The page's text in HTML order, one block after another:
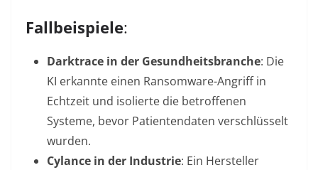
Fallbeispiele:
Darktrace in der Gesundheitsbranche: Die
KI erkannte einen Ransomware-Angriff in
Echtzeit und isolierte die betroffenen
Systeme, bevor Patientendaten verschlüsselt
wurden.
Cylance in der Industrie: Ein Hersteller